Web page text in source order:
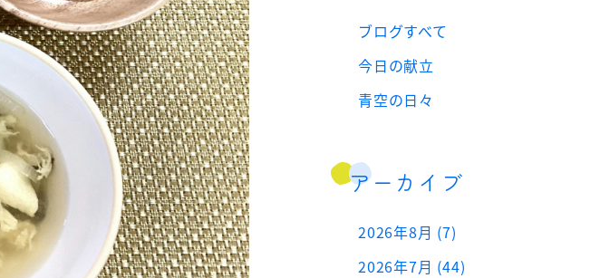
ブログすべて
今日の献立
青空の日々
アーカイブ
2026年8月 (7)
2026年7月 (44)